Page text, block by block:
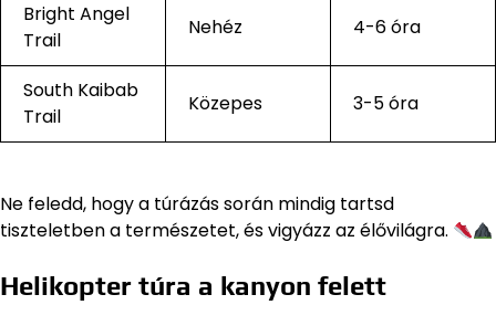
Bright Angel
Trail
Nehéz 4-6 óra
South Kaibab
Trail
Közepes 3-5 óra
Ne feledd, hogy a túrázás során mindig tartsd
tiszteletben a természetet, és vigyázz az élővilágra.
Helikopter túra a kanyon felett